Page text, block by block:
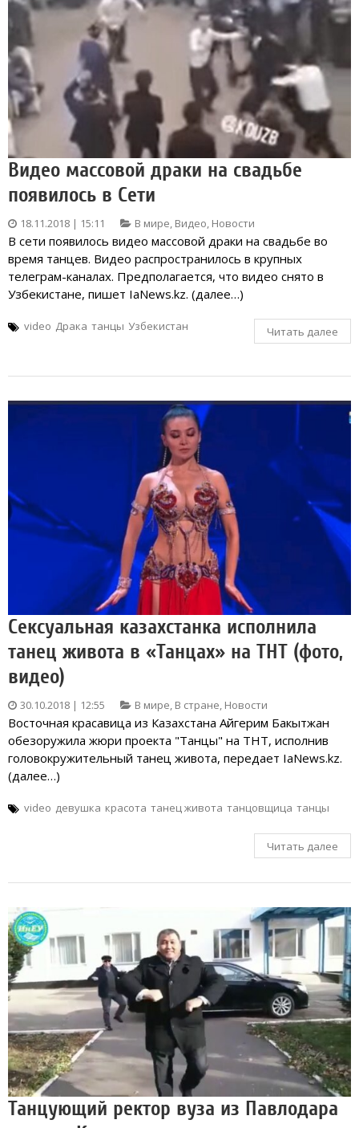
Видео массовой драки на свадьбе
появилось в Сети
18.11.2018 | 15:11 В мире, Видео, Новости
В сети появилось видео массовой драки на свадьбе во
время танцев. Видео распространилось в крупных
телеграм-каналах. Предполагается, что видео снято в
Узбекистане, пишет IaNews.kz. (далее…)
video Драка танцы Узбекистан Читать далее
Сексуальная казахстанка исполнила
танец живота в «Танцах» на ТНТ (фото,
видео)
30.10.2018 | 12:55 В мире, В стране, Новости
Восточная красавица из Казахстана Айгерим Бакытжан
обезоружила жюри проекта "Танцы" на ТНТ, исполнив
головокружительный танец живота, передает IaNews.kz.
(далее…)
video девушка красота танец живота танцовщица танцы
Читать далее
Танцующий ректор вуза из Павлодара